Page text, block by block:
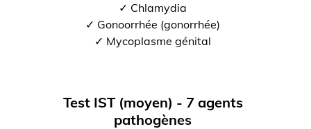
✓ Chlamydia
✓ Gonoorrhée (gonorrhée)
✓ Mycoplasme génital
Test IST (moyen) - 7 agents
pathogènes